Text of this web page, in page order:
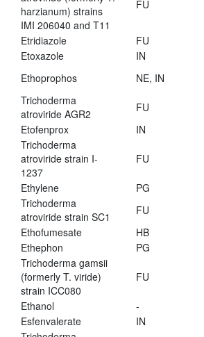
harzianum) strains
IMI 206040 and T11
FU
Etridiazole FU
Etoxazole
IN
Ethoprophos
NE, IN
Trichoderma
atroviride AGR2
FU
Etofenprox
IN
Trichoderma
atroviride strain I-
1237
FU
Ethylene PG
Trichoderma
atroviride strain SC1
FU
Ethofumesate
HB
Ethephon
PG
Trichoderma gamsii
(formerly T. viride)
strain ICC080
FU
Ethanol -
Esfenvalerate
IN